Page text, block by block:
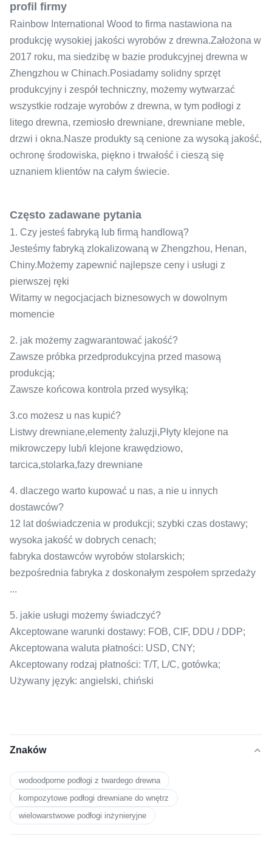
profil firmy
Rainbow International Wood to firma nastawiona na
produkcję wysokiej jakości wyrobów z drewna.Założona w
2017 roku, ma siedzibę w bazie produkcyjnej drewna w
Zhengzhou w Chinach.Posiadamy solidny sprzęt
produkcyjny i zespół techniczny, możemy wytwarzać
wszystkie rodzaje wyrobów z drewna, w tym podłogi z
litego drewna, rzemiosło drewniane, drewniane meble,
drzwi i okna.Nasze produkty są cenione za wysoką jakość,
ochronę środowiska, piękno i trwałość i cieszą się
uznaniem klientów na całym świecie.
Często zadawane pytania
1. Czy jesteś fabryką lub firmą handlową?
Jesteśmy fabryką zlokalizowaną w Zhengzhou, Henan,
Chiny.Możemy zapewnić najlepsze ceny i usługi z
pierwszej ręki
Witamy w negocjacjach biznesowych w dowolnym
momencie
2. jak możemy zagwarantować jakość?
Zawsze próbka przedprodukcyjna przed masową
produkcją;
Zawsze końcowa kontrola przed wysyłką;
3.co możesz u nas kupić?
Listwy drewniane,elementy żaluzji,Płyty klejone na
mikrowczepy lub/i klejone krawędziowo,
tarcica,stolarka,fazy drewniane
4. dlaczego warto kupować u nas, a nie u innych
dostawców?
12 lat doświadczenia w produkcji; szybki czas dostawy;
wysoka jakość w dobrych cenach;
fabryka dostawców wyrobów stolarskich;
bezpośrednia fabryka z doskonałym zespołem sprzedaży
...
5. jakie usługi możemy świadczyć?
Akceptowane warunki dostawy: FOB, CIF, DDU / DDP;
Akceptowana waluta płatności: USD, CNY;
Akceptowany rodzaj płatności: T/T, L/C, gotówka;
Używany język: angielski, chiński
Znaków
wodoodporne podłogi z twardego drewna
kompozytowe podłogi drewniane do wnętrz
wielowarstwowe podłogi inżynieryjne